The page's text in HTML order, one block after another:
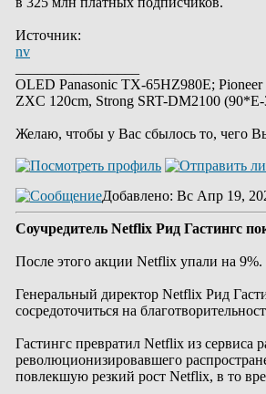
Источник:
nv
OLED Panasonic TX-65HZ980E;
ZXC 120cm, Strong SRT-DM2100
Желаю, чтобы у Вас сбылось то, чего
Добавлено: Вс Апр 19,
Соучредитель Netflix Рид Гастингс
После этого акции Netflix упали на 9%.
Генеральный директор Netflix Рид
сосредоточиться на
Гастингс превратил Netflix из сервиса
революционизировавшего
повлекшую резкий рост Netflix, в то